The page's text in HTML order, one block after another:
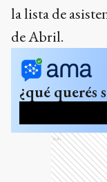
la lista de
de Abril.
¿qué querés
Ads